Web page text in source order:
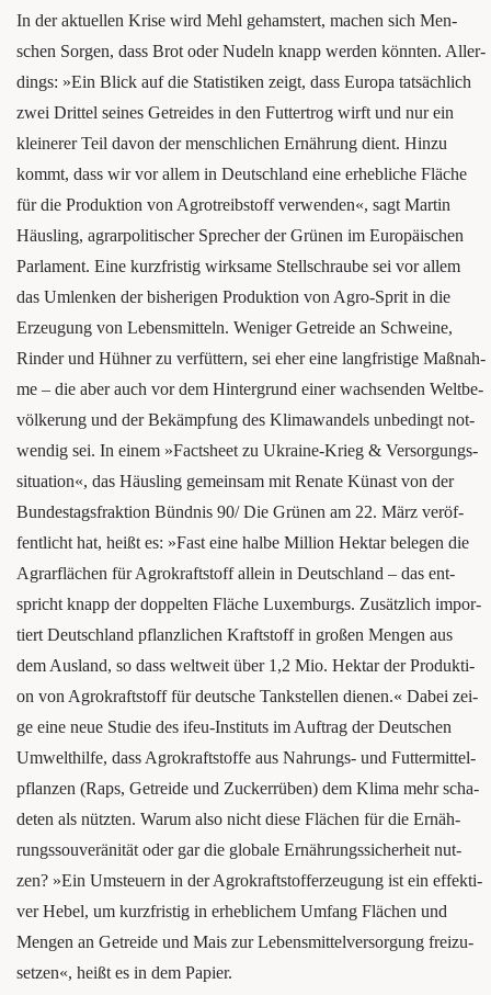
In der aktu­el­len Kri­se wird Mehl gehams­tert, machen sich Men­
schen Sor­gen, dass Brot oder Nudeln knapp wer­den könn­ten. Aller­
dings: »Ein Blick auf die Sta­tis­ti­ken zeigt, dass Euro­pa tat­säch­lich
zwei Drit­tel sei­nes Getrei­des in den Fut­ter­trog wirft und nur ein
klei­ne­rer Teil davon der mensch­li­chen Ernäh­rung dient. Hin­zu
kommt, dass wir vor allem in Deutsch­land eine erheb­li­che Flä­che
für die Pro­duk­ti­on von Agro­treib­stoff ver­wen­den«, sagt Mar­tin
Häus­ling, agrar­po­li­ti­scher Spre­cher der Grü­nen im Euro­päi­schen
Par­la­ment. Eine kurz­fris­tig wirk­sa­me Stell­schrau­be sei vor allem
das Umlen­ken der bis­he­ri­gen Pro­duk­ti­on von Agro-Sprit in die
Erzeu­gung von Lebens­mit­teln. Weni­ger Getrei­de an Schwei­ne,
Rin­der und Hüh­ner zu ver­füt­tern, sei eher eine lang­fris­ti­ge Maß­nah­
me – die aber auch vor dem Hin­ter­grund einer wach­sen­den Welt­be­
völ­ke­rung und der Bekämp­fung des Kli­ma­wan­dels unbe­dingt not­
wen­dig sei. In einem »Facts­heet zu Ukrai­ne-Krieg & Ver­sor­gungs­
si­tua­ti­on«, das Häus­ling gemein­sam mit Rena­te Kün­ast von der
Bun­des­tags­frak­ti­on Bünd­nis 90/ Die Grü­nen am 22. März ver­öf­
fent­licht hat, heißt es: »Fast eine hal­be Mil­li­on Hekt­ar bele­gen die
Agrar­flä­chen für Agro­kraft­stoff allein in Deutsch­land – das ent­
spricht knapp der dop­pel­ten Flä­che Luxem­burgs. Zusätz­lich impor­
tiert Deutsch­land pflanz­li­chen Kraft­stoff in gro­ßen Men­gen aus
dem Aus­land, so dass welt­weit über 1,2 Mio. Hekt­ar der Pro­duk­ti­
on von Agro­kraft­stoff für deut­sche Tank­stel­len die­nen.« Dabei zei­
ge eine neue Stu­die des ifeu-Insti­tuts im Auf­trag der Deut­schen
Umwelt­hil­fe, dass Agro­kraft­stof­fe aus Nah­rungs- und Fut­ter­mit­tel­
pflan­zen (Raps, Getrei­de und Zucker­rü­ben) dem Kli­ma mehr scha­
de­ten als nütz­ten. War­um also nicht die­se Flä­chen für die Ernäh­
rungs­sou­ve­rä­ni­tät oder gar die glo­ba­le Ernäh­rungs­si­cher­heit nut­
zen? »Ein Umsteu­ern in der Agro­kraft­stoff­er­zeu­gung ist ein effek­ti­
ver Hebel, um kurz­fris­tig in erheb­li­chem Umfang Flä­chen und
Men­gen an Getrei­de und Mais zur Lebens­mit­tel­ver­sor­gung frei­zu­
set­zen«, heißt es in dem Papier.